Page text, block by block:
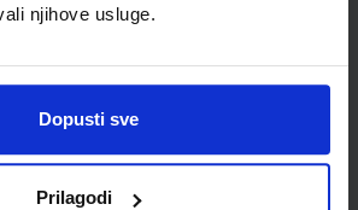
njihove usluge.
Dopusti sve
Prilagodi
Newsletter prijava
bi primali informacije o novim